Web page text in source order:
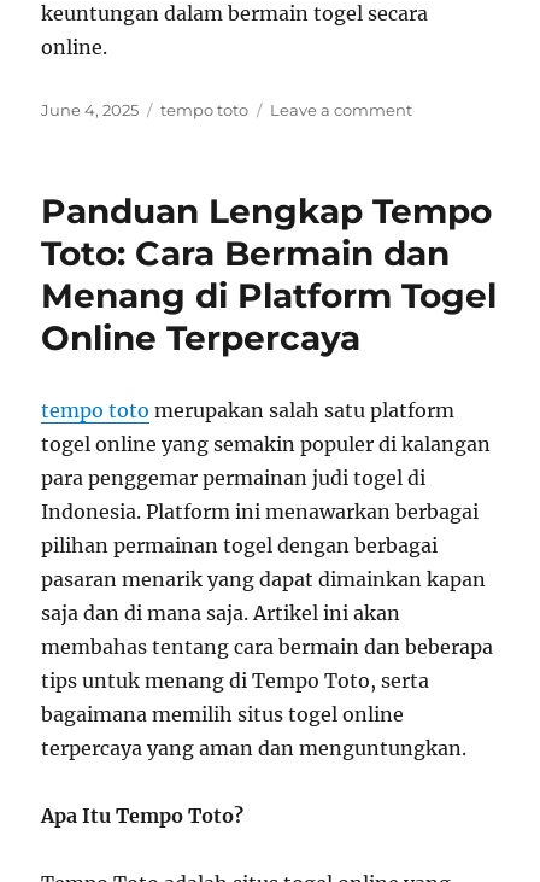
keuntungan dalam bermain togel secara
online.
Posted
June 4, 2025 Tags
tempo toto Leave a commenton
Togel
Online
Terpercaya
dengan
Pelayanan
Panduan Lengkap Tempo
Toto: Cara Bermain dan
Menang di Platform Togel
Online Terpercaya
tempo toto merupakan salah satu platform
togel online yang semakin populer di kalangan
para penggemar permainan judi togel di
Indonesia. Platform ini menawarkan berbagai
pilihan permainan togel dengan berbagai
pasaran menarik yang dapat dimainkan kapan
saja dan di mana saja. Artikel ini akan
membahas tentang cara bermain dan beberapa
tips untuk menang di Tempo Toto, serta
bagaimana memilih situs togel online
terpercaya yang aman dan menguntungkan.
Apa Itu Tempo Toto?